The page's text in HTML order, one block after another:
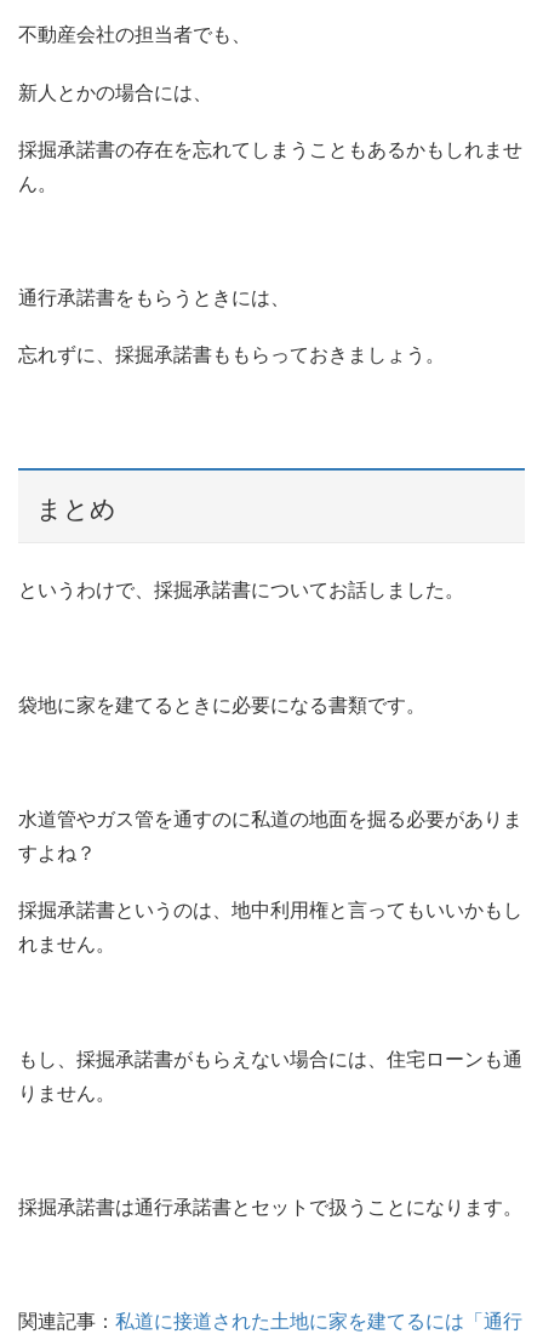
不動産会社の担当者でも、
新人とかの場合には、
採掘承諾書の存在を忘れてしまうこともあるかもしれませ
ん。
通行承諾書をもらうときには、
忘れずに、採掘承諾書ももらっておきましょう。
まとめ
というわけで、採掘承諾書についてお話しました。
袋地に家を建てるときに必要になる書類です。
水道管やガス管を通すのに私道の地面を掘る必要がありま
すよね？
採掘承諾書というのは、地中利用権と言ってもいいかもし
れません。
もし、採掘承諾書がもらえない場合には、住宅ローンも通
りません。
採掘承諾書は通行承諾書とセットで扱うことになります。
関連記事： 私道に接道された土地に家を建てるには「通行